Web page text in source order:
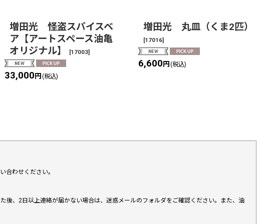
増田光 怪盗スパイスベ
ア【アートスペース油亀
オリジナル】
[17003]
33,000円 (税込)
増田光 丸皿（くま2匹）
[17016]
6,600円 (税込)
合わせください。
、2日以上連絡が届かない場合は、迷惑メールのフォルダをご確認ください。また、油